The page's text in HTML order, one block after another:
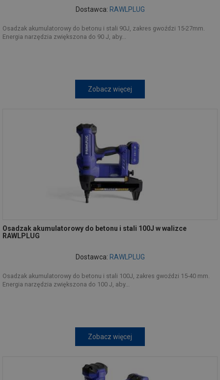
Dostawca: RAWLPLUG
Osadzak akumulatorowy do betonu i stali 90J, zakres gwoździ 15-27mm.
Energia narzędzia zwiększona do 90 J, aby...
Zobacz więcej
Osadzak akumulatorowy do betonu i stali 100J w walizce
RAWLPLUG
Dostawca: RAWLPLUG
Osadzak akumulatorowy do betonu i stali 100J, zakres gwoździ 15-40 mm.
Energia narzędzia zwiększona do 100 J, aby...
Zobacz więcej